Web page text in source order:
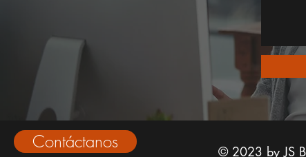
Contáctanos © 2023 by JS